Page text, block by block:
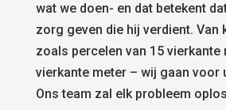
wat we doen- en dat betekent
zorg geven die hij verdient. Van
zoals percelen van 15 vierkante
vierkante meter – wij gaan voor
Ons team zal elk probleem